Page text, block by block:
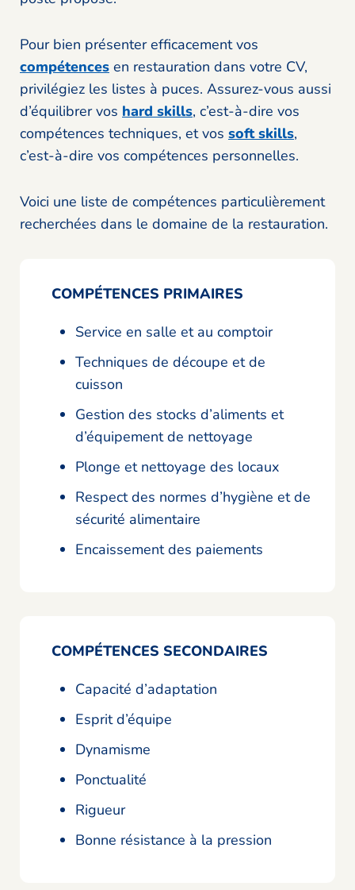
Pour bien présenter efficacement vos
compétences en restauration dans votre CV,
privilégiez les listes à puces. Assurez-vous aussi
d’équilibrer vos hard skills, c’est-à-dire vos
compétences techniques, et vos soft skills,
c’est-à-dire vos compétences personnelles.
Voici une liste de compétences particulièrement
recherchées dans le domaine de la restauration.
COMPÉTENCES PRIMAIRES
Service en salle et au comptoir
Techniques de découpe et de
cuisson
Gestion des stocks d’aliments et
d’équipement de nettoyage
Plonge et nettoyage des locaux
Respect des normes d’hygiène et de
sécurité alimentaire
Encaissement des paiements
COMPÉTENCES SECONDAIRES
Capacité d’adaptation
Esprit d’équipe
Dynamisme
Ponctualité
Rigueur
Bonne résistance à la pression